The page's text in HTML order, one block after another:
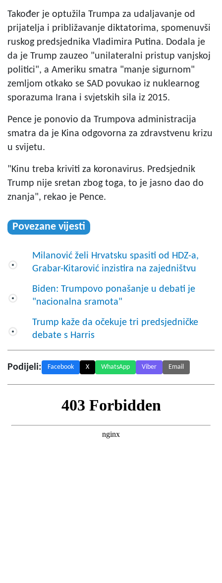
Također je optužila Trumpa za udaljavanje od
prijatelja i približavanje diktatorima, spomenuvši
ruskog predsjednika Vladimira Putina. Dodala je
da je Trump zauzeo "unilateralni pristup vanjskoj
politici", a Ameriku smatra "manje sigurnom"
zemljom otkako se SAD povukao iz nuklearnog
sporazuma Irana i svjetskih sila iz 2015.
Pence je ponovio da Trumpova administracija
smatra da je Kina odgovorna za zdravstvenu krizu
u svijetu.
"Kinu treba kriviti za koronavirus. Predsjednik
Trump nije sretan zbog toga, to je jasno dao do
znanja", rekao je Pence.
Povezane vijesti
Milanović želi Hrvatsku spasiti od HDZ-a,
Grabar-Kitarović inzistira na zajedništvu
Biden: Trumpovo ponašanje u debati je
"nacionalna sramota"
Trump kaže da očekuje tri predsjedničke
debate s Harris
Podijeli: Facebook X WhatsApp Viber Email